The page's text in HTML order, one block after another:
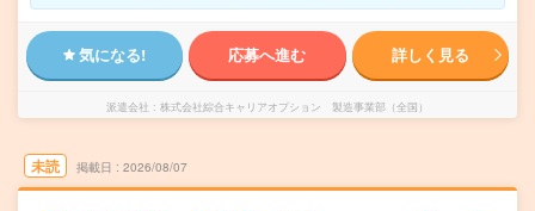
気になる! 応募へ進む 詳しく見る
派遣会社 株式会社綜合キャリアオプション 製造事業部（全国）
未読 掲載日 2026/08/07